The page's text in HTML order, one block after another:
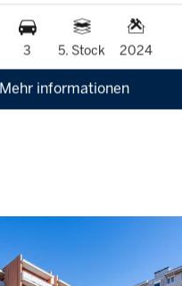
3 5. Stock 2024
Mehr informationen